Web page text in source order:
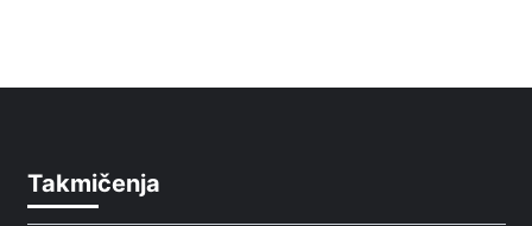
Takmičenja